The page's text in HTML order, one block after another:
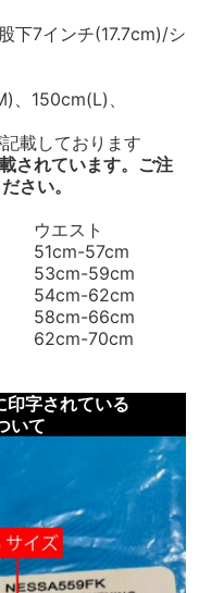
下7インチ(17.7cm)/シ
、150cm(L)、
載しております
されています。ご注
さい。
ウエスト
51cm-57cm
53cm-59cm
54cm-62cm
58cm-66cm
62cm-70cm
印字されている
いて